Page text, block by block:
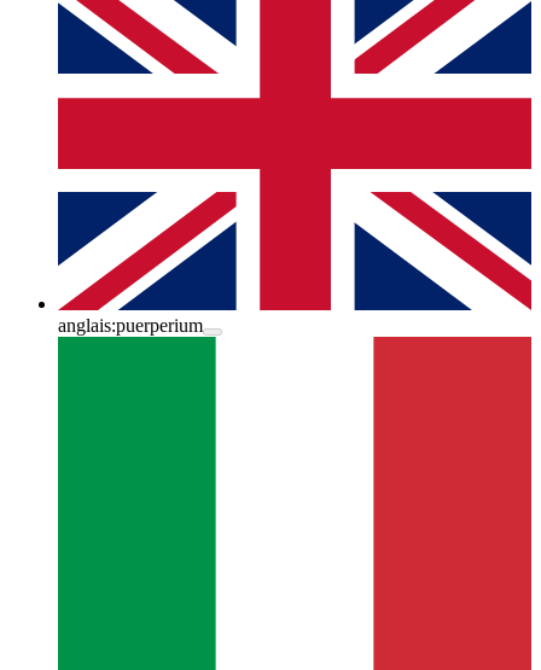
anglais:puerperium